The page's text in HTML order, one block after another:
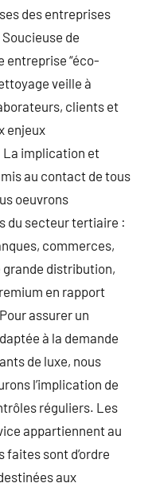
des entreprises
de
entreprise “éco-
veille à
clients et
enjeux
La implication et
au contact de tous
oeuvrons
du secteur tertiaire :
commerces,
distribution,
en rapport
assurer un
à la demande
de luxe, nous
l’implication de
réguliers. Les
appartiennent au
sont d’ordre
aux